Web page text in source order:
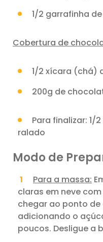
1/2 garrafinha
Cobertura de
1/2 xícara (chá)
200g de
Para finalizar: 1/
ralado
Modo de
Para a massa:
claras em neve
chegar ao ponto de
adicionando o
poucos. Desligue a